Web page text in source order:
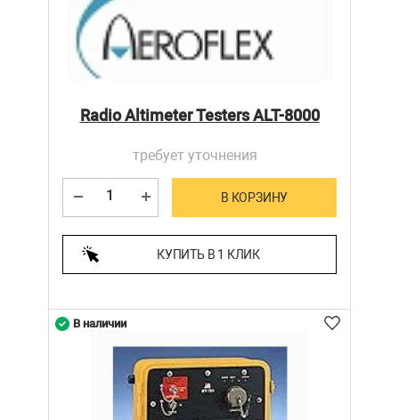
Radio Altimeter Testers ALT-8000
требует уточнения
В КОРЗИНУ
КУПИТЬ В 1 КЛИК
В наличии